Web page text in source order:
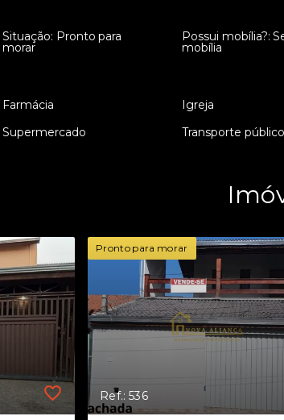
Situação: Pronto para
morar
Possui mobília?:
mobília
Farmácia Igreja
Supermercado Transporte público
Pronto para morar
Ref.: 536